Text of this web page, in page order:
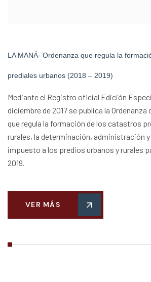
LA MANÁ- Ordenanza que regula la
prediales urbanos (2018 – 2019)
Mediante el Registro oficial Edición
diciembre de 2017 se publica la Ordenanza
que regula la formación de los catastros
rurales, la determinación, administración
impuesto a los predios urbanos y rurales
2019.
VER MÁS